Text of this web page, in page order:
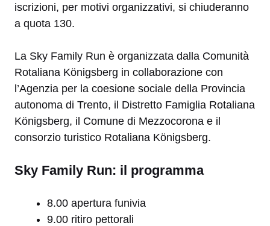
iscrizioni, per motivi organizzativi, si chiuderanno
a quota 130.
La Sky Family Run è organizzata dalla Comunità
Rotaliana Königsberg in collaborazione con
l’Agenzia per la coesione sociale della Provincia
autonoma di Trento, il Distretto Famiglia Rotaliana
Königsberg, il Comune di Mezzocorona e il
consorzio turistico Rotaliana Königsberg.
Sky Family Run: il programma
8.00 apertura funivia
9.00 ritiro pettorali